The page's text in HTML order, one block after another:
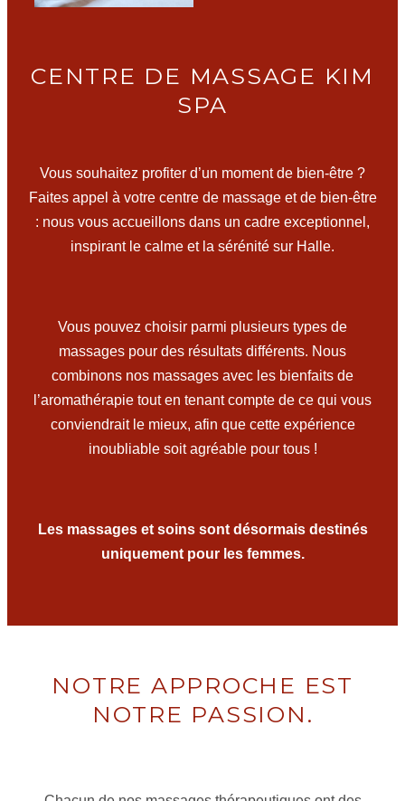
CENTRE DE MASSAGE KIM
SPA
Vous souhaitez profiter d’un moment de bien-être ?
Faites appel à votre centre de massage et de bien-être
: nous vous accueillons dans un cadre exceptionnel,
inspirant le calme et la sérénité sur Halle.
Vous pouvez choisir parmi plusieurs types de
massages pour des résultats différents. Nous
combinons nos massages avec les bienfaits de
l’aromathérapie tout en tenant compte de ce qui vous
conviendrait le mieux, afin que cette expérience
inoubliable soit agréable pour tous !
Les massages et soins sont désormais destinés
uniquement pour les femmes.
NOTRE APPROCHE EST
NOTRE PASSION.